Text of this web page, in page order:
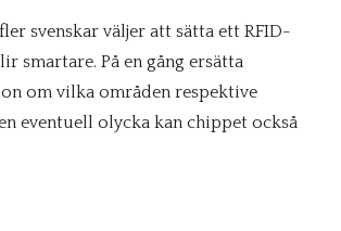
svenskar väljer att sätta ett RFID-
smartare. På en gång ersätta
om vilka områden respektive
eventuell olycka kan chippet också